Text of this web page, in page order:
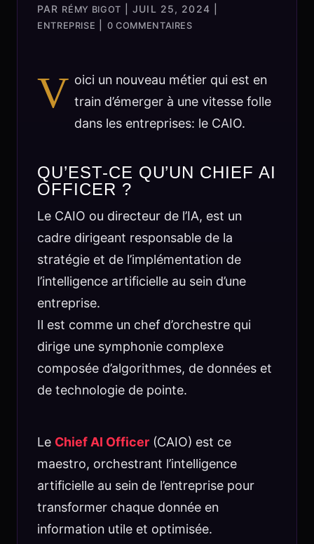
PAR RÉMY BIGOT |JUIL 25, 2024
ENTREPRISE 0 COMMENTAIRES
V oici un nouveau métier qui est en
train d’émerger à une vitesse folle
dans les entreprises: le CAIO.
QU’EST-CE QU’UN CHIEF AI
OFFICER ?
Le CAIO ou directeur de l’IA, est un
cadre dirigeant responsable de la
stratégie et de l’implémentation de
l’intelligence artificielle au sein d’une
entreprise.
Il est comme un chef d’orchestre qui
dirige une symphonie complexe
composée d’algorithmes, de données et
de technologie de pointe.
Le Chief AI Officer(CAIO) est ce
maestro, orchestrant l’intelligence
artificielle au sein de l’entreprise pour
transformer chaque donnée en
information utile et optimisée.